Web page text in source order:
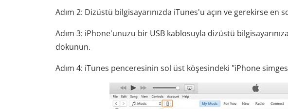
Adım 2: Dizüstü bilgisayarınızda iTunes'u açın ve gerekirse en
Adım 3: iPhone'unuzu bir USB kablosuyla dizüstü
dokunun.
Adım 4: iTunes penceresinin sol üst köşesindeki "iPhone